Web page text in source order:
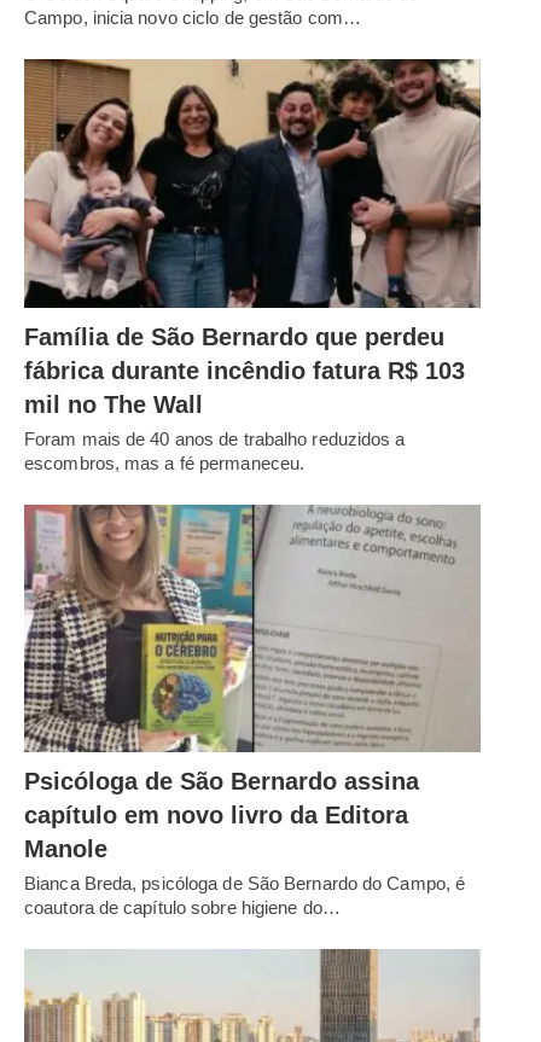
Campo, inicia novo ciclo de gestão com…
Família de São Bernardo que perdeu
fábrica durante incêndio fatura R$ 103
mil no The Wall
Foram mais de 40 anos de trabalho reduzidos a
escombros, mas a fé permaneceu.
Psicóloga de São Bernardo assina
capítulo em novo livro da Editora
Manole
Bianca Breda, psicóloga de São Bernardo do Campo, é
coautora de capítulo sobre higiene do…